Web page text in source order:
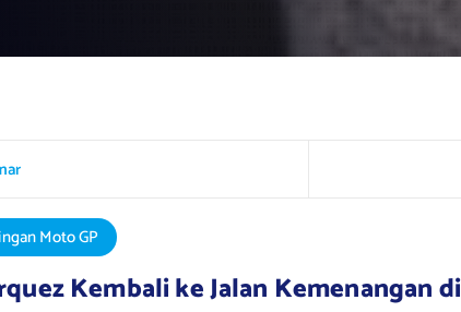
Moto GP
Kembali ke Jalan Kemenangan